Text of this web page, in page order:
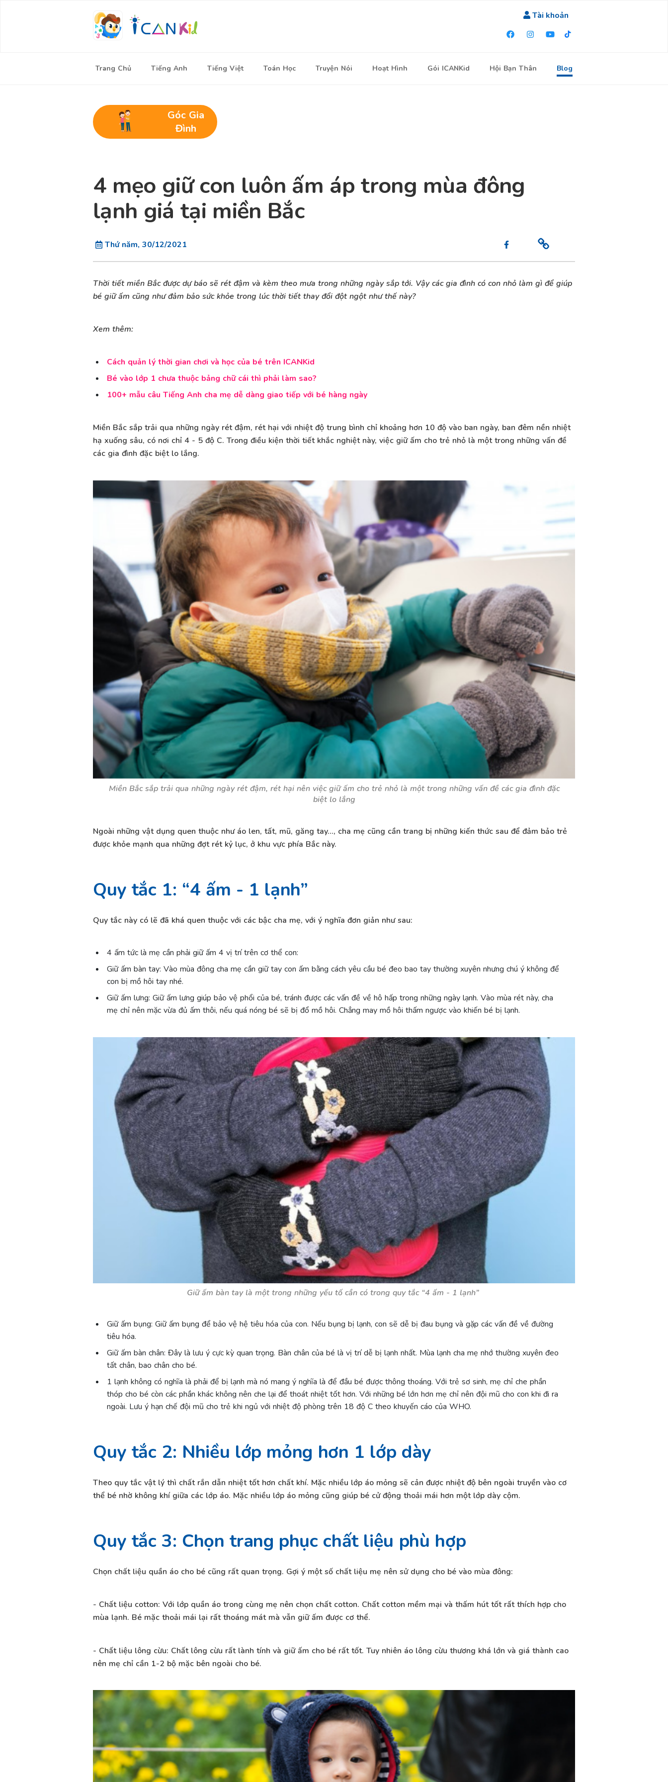
Tài khoản
Trang Chủ Tiếng Anh Tiếng Việt Toán Học Truyện Nói Hoạt Hình Gói ICANKid Hội Bạn Thân Blog
Góc Gia
Đình
4 mẹo giữ con luôn ấm áp trong mùa đông
lạnh giá tại miền Bắc
Thứ năm, 30/12/2021
Thời tiết miền Bắc được dự báo sẽ rét đậm và kèm theo mưa trong những ngày sắp tới. Vậy các gia đình có con nhỏ làm gì để giúp
bé giữ ấm cũng như đảm bảo sức khỏe trong lúc thời tiết thay đổi đột ngột như thế này?
Xem thêm:
Cách quản lý thời gian chơi và học của bé trên ICANKid
Bé vào lớp 1 chưa thuộc bảng chữ cái thì phải làm sao?
100+ mẫu câu Tiếng Anh cha mẹ dễ dàng giao tiếp với bé hàng ngày
Miền Bắc sắp trải qua những ngày rét đậm, rét hại với nhiệt độ trung bình chỉ khoảng hơn 10 độ vào ban ngày, ban đêm nền nhiệt
hạ xuống sâu, có nơi chỉ 4 - 5 độ C. Trong điều kiện thời tiết khắc nghiệt này, việc giữ ấm cho trẻ nhỏ là một trong những vấn đề
các gia đình đặc biệt lo lắng.
Miền Bắc sắp trải qua những ngày rét đậm, rét hại nên việc giữ ấm cho trẻ nhỏ là một trong những vấn đề các gia đình đặc
biệt lo lắng
Ngoài những vật dụng quen thuộc như áo len, tất, mũ, găng tay..., cha mẹ cũng cần trang bị những kiến thức sau để đảm bảo trẻ
được khỏe mạnh qua những đợt rét kỷ lục, ở khu vực phía Bắc này.
Quy tắc 1: “4 ấm - 1 lạnh”
Quy tắc này có lẽ đã khá quen thuộc với các bậc cha mẹ, với ý nghĩa đơn giản như sau:
4 ấm tức là mẹ cần phải giữ ấm 4 vị trí trên cơ thể con:
Giữ ấm bàn tay: Vào mùa đông cha mẹ cần giữ tay con ấm bằng cách yêu cầu bé đeo bao tay thường xuyên nhưng chú ý không để
con bị mồ hôi tay nhé.
Giữ ấm lưng: Giữ ấm lưng giúp bảo vệ phổi của bé, tránh được các vấn đề về hô hấp trong những ngày lạnh. Vào mùa rét này, cha
mẹ chỉ nên mặc vừa đủ ấm thôi, nếu quá nóng bé sẽ bị đổ mồ hôi. Chẳng may mồ hôi thấm ngược vào khiến bé bị lạnh.
Giữ ấm bàn tay là một trong những yếu tố cần có trong quy tắc “4 ấm - 1 lạnh”
Giữ ấm bụng: Giữ ấm bụng để bảo vệ hệ tiêu hóa của con. Nếu bụng bị lạnh, con sẽ dễ bị đau bụng và gặp các vấn đề về đường
tiêu hóa.
Giữ ấm bàn chân: Đây là lưu ý cực kỳ quan trọng. Bàn chân của bé là vị trí dễ bị lạnh nhất. Mùa lạnh cha mẹ nhớ thường xuyên đeo
tất chân, bao chân cho bé.
1 lạnh không có nghĩa là phải để bị lạnh mà nó mang ý nghĩa là để đầu bé được thông thoáng. Với trẻ sơ sinh, mẹ chỉ che phần
thóp cho bé còn các phần khác không nên che lại để thoát nhiệt tốt hơn. Với những bé lớn hơn mẹ chỉ nên đội mũ cho con khi đi ra
ngoài. Lưu ý hạn chế đội mũ cho trẻ khi ngủ với nhiệt độ phòng trên 18 độ C theo khuyến cáo của WHO.
Quy tắc 2: Nhiều lớp mỏng hơn 1 lớp dày
Theo quy tắc vật lý thì chất rắn dẫn nhiệt tốt hơn chất khí. Mặc nhiều lớp áo mỏng sẽ cản được nhiệt độ bên ngoài truyền vào cơ
thể bé nhờ không khí giữa các lớp áo. Mặc nhiều lớp áo mỏng cũng giúp bé cử động thoải mái hơn một lớp dày cộm.
Quy tắc 3: Chọn trang phục chất liệu phù hợp
Chọn chất liệu quần áo cho bé cũng rất quan trọng. Gợi ý một số chất liệu mẹ nên sử dụng cho bé vào mùa đông:
- Chất liệu cotton: Với lớp quần áo trong cùng mẹ nên chọn chất cotton. Chất cotton mềm mại và thấm hút tốt rất thích hợp cho
mùa lạnh. Bé mặc thoải mái lại rất thoáng mát mà vẫn giữ ấm được cơ thể.
- Chất liệu lông cừu: Chất lông cừu rất lành tính và giữ ấm cho bé rất tốt. Tuy nhiên áo lông cừu thương khá lớn và giá thành cao
nên mẹ chỉ cần 1-2 bộ mặc bên ngoài cho bé.